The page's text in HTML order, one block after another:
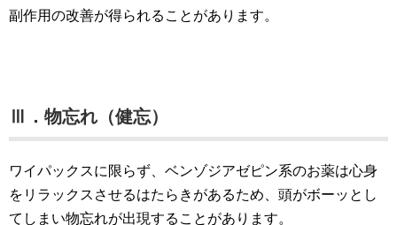
副作用の改善が得られることがあります。
Ⅲ．物忘れ（健忘）
ワイパックスに限らず、ベンゾジアゼピン系のお薬は心身
をリラックスさせるはたらきがあるため、頭がボーッとし
てしまい物忘れが出現することがあります。